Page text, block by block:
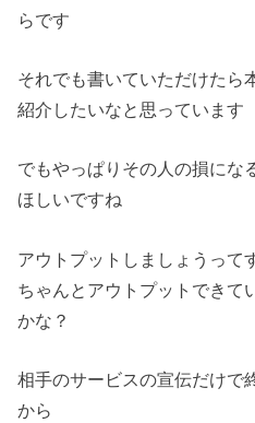
らです
それでも書いていただけたら
紹介したいなと思っています
でもやっぱりその人の損にな
ほしいですね
アウトプットしましょうって
ちゃんとアウトプットできて
かな？
相手のサービスの宣伝だけで
から